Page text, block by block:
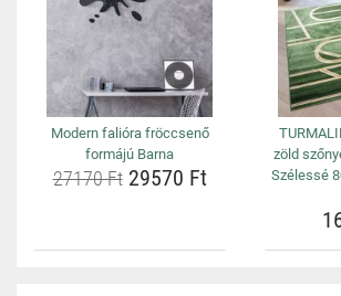
Modern falióra fröccsenő
formájú Barna
27170 Ft29570 Ft
zöld
Szélessé